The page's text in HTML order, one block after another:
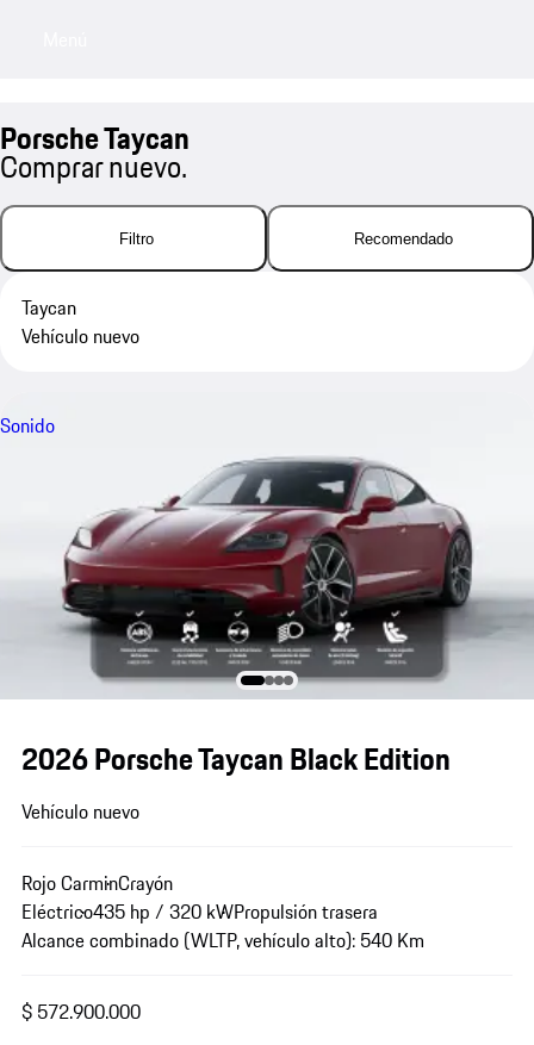
Porsche Taycan
Comprar nuevo.
Filtro Recomendado
Taycan
Vehículo nuevo
Sonido
2026 Porsche Taycan Black Edition
Vehículo nuevo
Rojo CarminCrayón
Eléctrico435 hp / 320 kWPropulsión trasera
Alcance combinado (WLTP, vehículo alto): 540 Km
$ 572.900.000